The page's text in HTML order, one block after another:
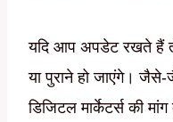
यदि आप अपडेट रखते हैं
या पुराने हो जाएंगे।
डिजिटल मार्केटर्स की